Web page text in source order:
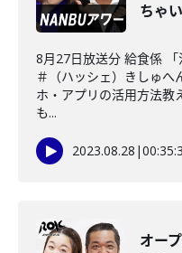
ちゃ
8月27日放送分 給食係 「
＃（ハッシェ）きしゅへ
ホ・アプリの活用方法教
も...
2023.08.28 |
オー